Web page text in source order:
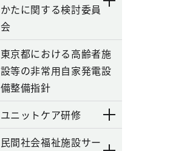
かたに関する検討委員
会
東京都における高齢者施
設等の非常用自家発電設
備整備指針
ユニットケア研修
民間社会福祉施設サー